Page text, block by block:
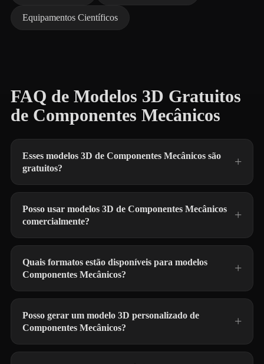
Equipamentos Científicos
FAQ de Modelos 3D Gratuitos
de Componentes Mecânicos
Esses modelos 3D de Componentes Mecânicos são
gratuitos?
Posso usar modelos 3D de Componentes Mecânicos
comercialmente?
Quais formatos estão disponíveis para modelos
Componentes Mecânicos?
Posso gerar um modelo 3D personalizado de
Componentes Mecânicos?